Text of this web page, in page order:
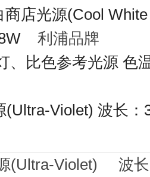
商店光源(Cool
利浦品牌
、比色参考光源 色
(Ultra-Violet) 波长：
(Ultra-Violet)
波